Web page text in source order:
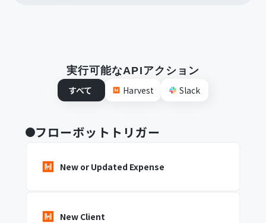
実行可能なAPIアクション
すべて
Harvest Slack
フローボットトリガー
New or Updated Expense
New Client